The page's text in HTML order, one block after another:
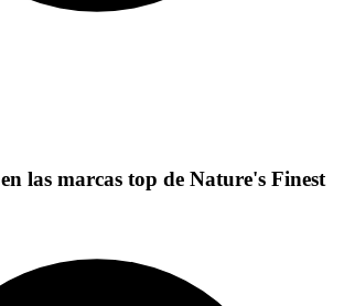
en las marcas top de Nature's Finest